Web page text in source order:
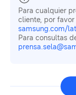
Para cualquier
cliente, por
samsung.com/
Para consultas